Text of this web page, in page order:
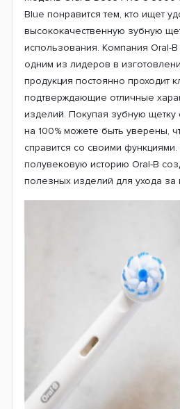
Зубная щетка Oral-B
3000 Sensitive Clean
Blue понравится тем, кто ищет
высококачественную зубную
использования. Компания Oral-
одним из лидеров в
продукция постоянно проходит
подтверждающие отличные
изделий. Покупая зубную
на 100% можете быть уверены,
справится со своими
полувековую историю Oral-B
полезных изделий для ухода за